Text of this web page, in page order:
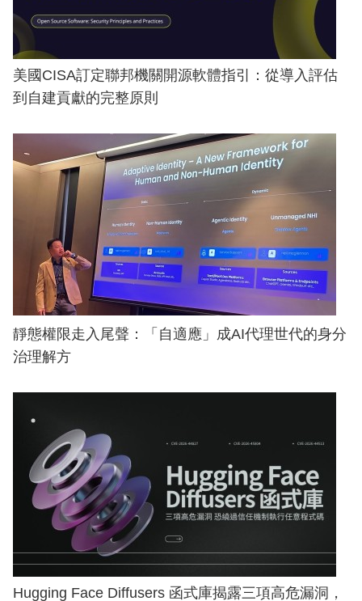
美國CISA訂定聯邦機關開源軟體指引：從導入評估
到自建貢獻的完整原則
靜態權限走入尾聲：「自適應」成AI代理世代的身分
治理解方
Hugging Face Diffusers 函式庫揭露三項高危漏洞，